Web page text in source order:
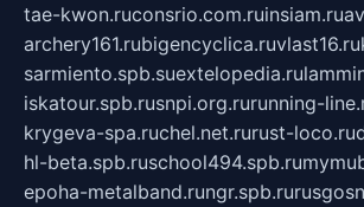
tae-kwon.ruconsrio.com.ruinsiam.ru
archery161.rubigencyclica.ruvlast16.ru
sarmiento.spb.suextelopedia.ru
iskatour.spb.rusnpi.org.rurunning-
krygeva-spa.ruchel.net.rurust-loco.ru
hl-beta.spb.ruschool494.spb.ru
epoha-metalband.rungr.spb.ru